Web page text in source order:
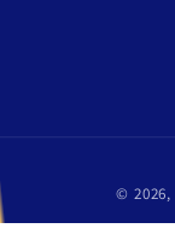
© 2026,